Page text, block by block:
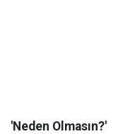
'Neden Olmasın?'